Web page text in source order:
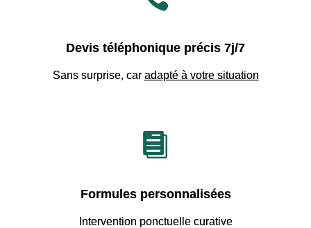
Devis téléphonique précis 7j/7
Sans surprise, car adapté à votre situation

Formules personnalisées
Intervention ponctuelle curative